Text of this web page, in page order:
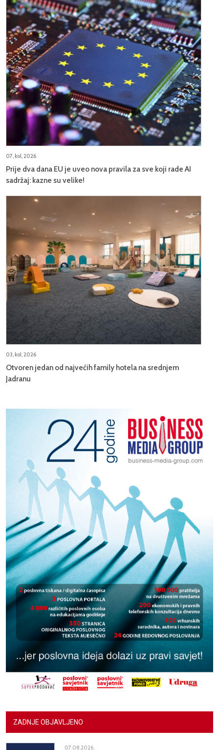
07, kol, 2026
Prije dva dana EU je uveo nova pravila za sve koji rade AI
sadržaj: kazne su velike!
03, kol, 2026
Otvoren jedan od najvećih family hotela na srednjem
Jadranu
ZADNJE OBJAVLJENO
07.08.2026.